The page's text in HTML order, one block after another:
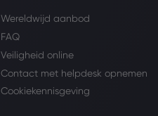
Wereldwijd aanbod
FAQ
Veiligheid online
Contact met helpdesk opnemen
Cookiekennisgeving